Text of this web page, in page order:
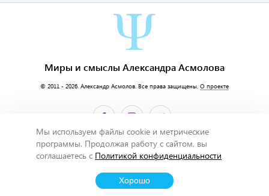
Миры и смыслы Александра Асмолова
© 2011 - 2026. Александр Асмолов . Все права защищены. О проекте
Мы используем файлы cookie и метрические
программы. Продолжая работу с сайтом, вы
соглашаетесь с Политикой конфиденциальности
Хорошо